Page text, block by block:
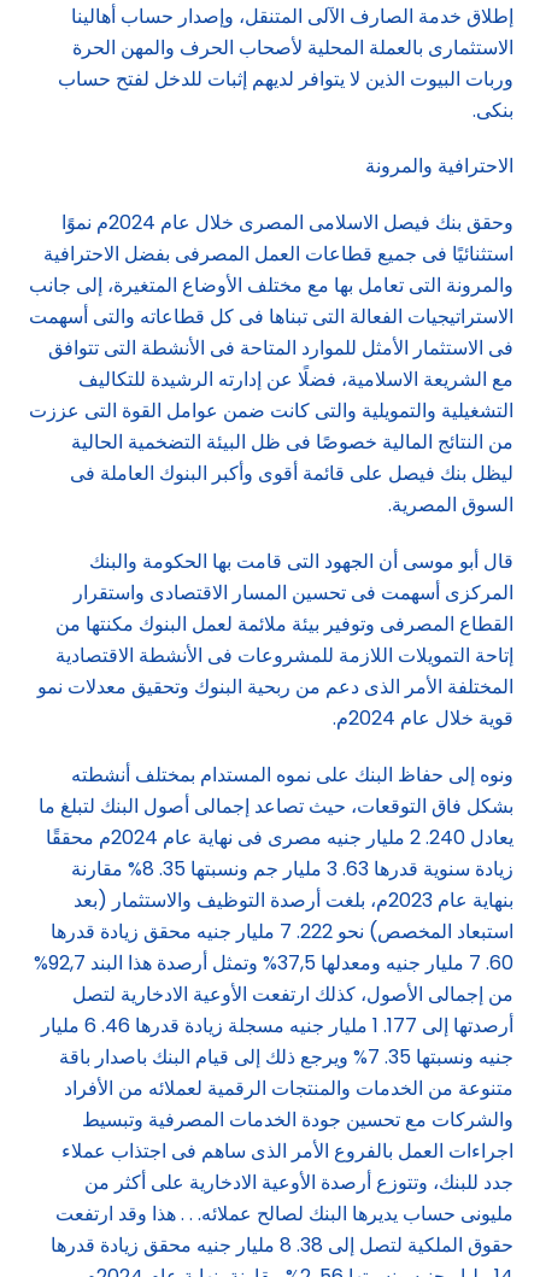
إطلاق خدمة الصارف الآلى المتنقل، وإصدار حساب أهالينا
الاستثمارى بالعملة المحلية لأصحاب الحرف والمهن الحرة
وربات البيوت الذين لا يتوافر لديهم إثبات للدخل لفتح حساب
بنكى.
الاحترافية والمرونة
وحقق بنك فيصل الاسلامى المصرى خلال عام 2024م نموًا
استثنائيًا فى جميع قطاعات العمل المصرفى بفضل الاحترافية
والمرونة التى تعامل بها مع مختلف الأوضاع المتغيرة، إلى جانب
الاستراتيجيات الفعالة التى تبناها فى كل قطاعاته والتى أسهمت
فى الاستثمار الأمثل للموارد المتاحة فى الأنشطة التى تتوافق
مع الشريعة الاسلامية، فضلًا عن إدارته الرشيدة للتكاليف
التشغيلية والتمويلية والتى كانت ضمن عوامل القوة التى عززت
من النتائج المالية خصوصًا فى ظل البيئة التضخمية الحالية
ليظل بنك فيصل على قائمة أقوى وأكبر البنوك العاملة فى
السوق المصرية.
قال أبو موسى أن الجهود التى قامت بها الحكومة والبنك
المركزى أسهمت فى تحسين المسار الاقتصادى واستقرار
القطاع المصرفى وتوفير بيئة ملائمة لعمل البنوك مكنتها من
إتاحة التمويلات اللازمة للمشروعات فى الأنشطة الاقتصادية
المختلفة الأمر الذى دعم من ربحية البنوك وتحقيق معدلات نمو
قوية خلال عام 2024م.
ونوه إلى حفاظ البنك على نموه المستدام بمختلف أنشطته
بشكل فاق التوقعات، حيث تصاعد إجمالى أصول البنك لتبلغ ما
يعادل 240. 2 مليار جنيه مصرى فى نهاية عام 2024م محققًا
زيادة سنوية قدرها 63. 3 مليار جم ونسبتها 35. 8% مقارنة
بنهاية عام 2023م، بلغت أرصدة التوظيف والاستثمار (بعد
استبعاد المخصص) نحو 222. 7 مليار جنيه محقق زيادة قدرها
60. 7 مليار جنيه ومعدلها 37,5% وتمثل أرصدة هذا البند 92,7%
من إجمالى الأصول، كذلك ارتفعت الأوعية الادخارية لتصل
أرصدتها إلى 177. 1 مليار جنيه مسجلة زيادة قدرها 46. 6 مليار
جنيه ونسبتها 35. 7% ويرجع ذلك إلى قيام البنك باصدار باقة
متنوعة من الخدمات والمنتجات الرقمية لعملائه من الأفراد
والشركات مع تحسين جودة الخدمات المصرفية وتبسيط
اجراءات العمل بالفروع الأمر الذى ساهم فى اجتذاب عملاء
جدد للبنك، وتتوزع أرصدة الأوعية الادخارية على أكثر من
مليونى حساب يديرها البنك لصالح عملائه. . . هذا وقد ارتفعت
حقوق الملكية لتصل إلى 38. 8 مليار جنيه محقق زيادة قدرها